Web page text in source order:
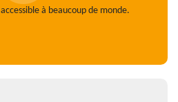
à beaucoup de monde.